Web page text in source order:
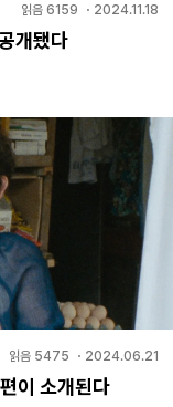
읽음 6159 ・ 2024.11.18
개됐다
읽음 5475 ・ 2024.06.21
이 소개된다